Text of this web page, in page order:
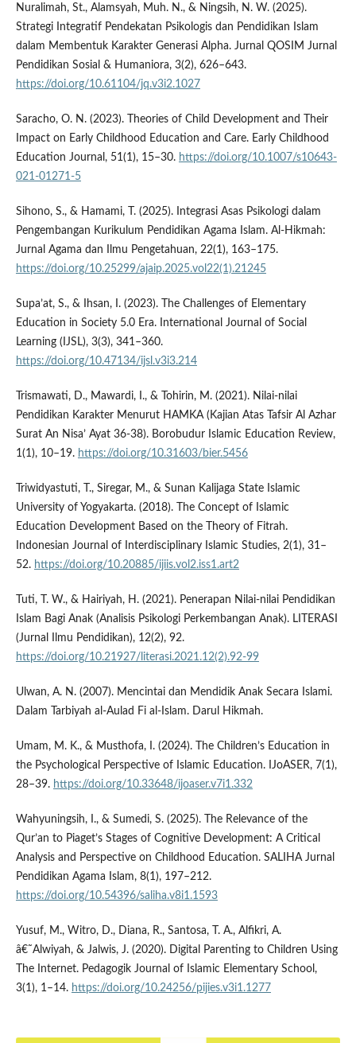
Nuralimah, St., Alamsyah, Muh. N., & Ningsih, N. W. (2025).
Strategi Integratif Pendekatan Psikologis dan Pendidikan Islam
dalam Membentuk Karakter Generasi Alpha. Jurnal QOSIM Jurnal
Pendidikan Sosial & Humaniora, 3(2), 626–643.
https://doi.org/10.61104/jq.v3i2.1027
Saracho, O. N. (2023). Theories of Child Development and Their
Impact on Early Childhood Education and Care. Early Childhood
Education Journal, 51(1), 15–30. https://doi.org/10.1007/s10643-
021-01271-5
Sihono, S., & Hamami, T. (2025). Integrasi Asas Psikologi dalam
Pengembangan Kurikulum Pendidikan Agama Islam. Al-Hikmah:
Jurnal Agama dan Ilmu Pengetahuan, 22(1), 163–175.
https://doi.org/10.25299/ajaip.2025.vol22(1).21245
Supa’at, S., & Ihsan, I. (2023). The Challenges of Elementary
Education in Society 5.0 Era. International Journal of Social
Learning (IJSL), 3(3), 341–360.
https://doi.org/10.47134/ijsl.v3i3.214
Trismawati, D., Mawardi, I., & Tohirin, M. (2021). Nilai-nilai
Pendidikan Karakter Menurut HAMKA (Kajian Atas Tafsir Al Azhar
Surat An Nisa’ Ayat 36-38). Borobudur Islamic Education Review,
1(1), 10–19. https://doi.org/10.31603/bier.5456
Triwidyastuti, T., Siregar, M., & Sunan Kalijaga State Islamic
University of Yogyakarta. (2018). The Concept of Islamic
Education Development Based on the Theory of Fitrah.
Indonesian Journal of Interdisciplinary Islamic Studies, 2(1), 31–
52. https://doi.org/10.20885/ijiis.vol2.iss1.art2
Tuti, T. W., & Hairiyah, H. (2021). Penerapan Nilai-nilai Pendidikan
Islam Bagi Anak (Analisis Psikologi Perkembangan Anak). LITERASI
(Jurnal Ilmu Pendidikan), 12(2), 92.
https://doi.org/10.21927/literasi.2021.12(2).92-99
Ulwan, A. N. (2007). Mencintai dan Mendidik Anak Secara Islami.
Dalam Tarbiyah al-Aulad Fi al-Islam. Darul Hikmah.
Umam, M. K., & Musthofa, I. (2024). The Children’s Education in
the Psychological Perspective of Islamic Education. IJoASER, 7(1),
28–39. https://doi.org/10.33648/ijoaser.v7i1.332
Wahyuningsih, I., & Sumedi, S. (2025). The Relevance of the
Qur’an to Piaget’s Stages of Cognitive Development: A Critical
Analysis and Perspective on Childhood Education. SALIHA Jurnal
Pendidikan Agama Islam, 8(1), 197–212.
https://doi.org/10.54396/saliha.v8i1.1593
Yusuf, M., Witro, D., Diana, R., Santosa, T. A., Alfikri, A.
â€˜Alwiyah, & Jalwis, J. (2020). Digital Parenting to Children Using
The Internet. Pedagogik Journal of Islamic Elementary School,
3(1), 1–14. https://doi.org/10.24256/pijies.v3i1.1277